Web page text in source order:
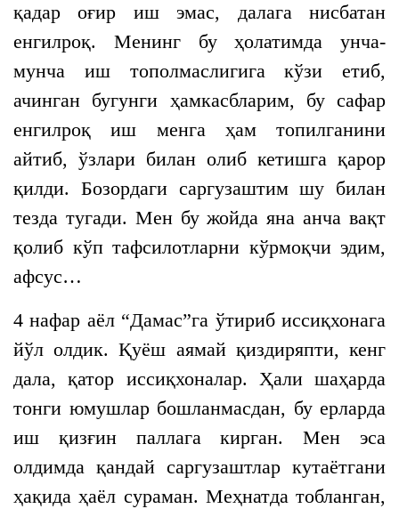
қадар оғир иш эмас, далага нисбатан
енгилроқ. Менинг бу ҳолатимда унча-
мунча иш тополмаслигига кўзи етиб,
ачинган бугунги ҳамкасбларим, бу сафар
енгилроқ иш менга ҳам топилганини
айтиб, ўзлари билан олиб кетишга қарор
қилди. Бозордаги саргузаштим шу билан
тезда тугади. Мен бу жойда яна анча вақт
қолиб кўп тафсилотларни кўрмоқчи эдим,
афсус…
4 нафар аёл “Дамас”га ўтириб иссиқхонага
йўл олдик. Қуёш аямай қиздиряпти, кенг
дала, қатор иссиқхоналар. Ҳали шаҳарда
тонги юмушлар бошланмасдан, бу ерларда
иш қизғин паллага кирган. Мен эса
олдимда қандай саргузаштлар кутаётгани
ҳақида ҳаёл сураман. Меҳнатда тобланган,